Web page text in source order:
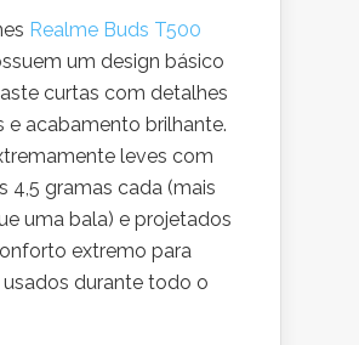
Realme Buds T500
um design básico
curtas com detalhes
e acabamento brilhante.
leves com
4,5 gramas cada (mais
uma bala) e projetados
extremo para
usados durante todo o